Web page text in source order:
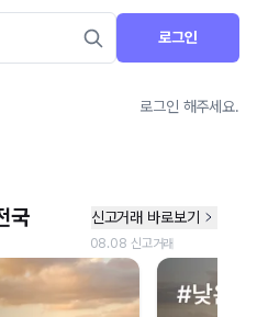
로그인
로그인 해주세요.